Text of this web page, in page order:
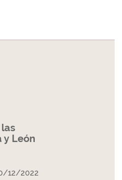
y León
12/2022